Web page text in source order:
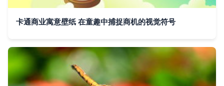
卡通商业寓意壁纸 在童趣中捕捉商机的视觉符号